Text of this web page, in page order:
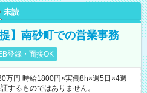
未読
】南砂町での営業事務
登録・面接OK
円 時給1800円×実働8h×週5日×4週
するものではありません。